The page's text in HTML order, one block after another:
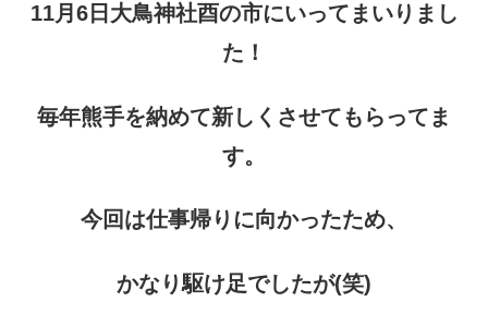
11月6日大鳥神社酉の市にいってまいりまし
た！
毎年熊手を納めて新しくさせてもらってま
す。
今回は仕事帰りに向かったため、
かなり駆け足でしたが(笑)